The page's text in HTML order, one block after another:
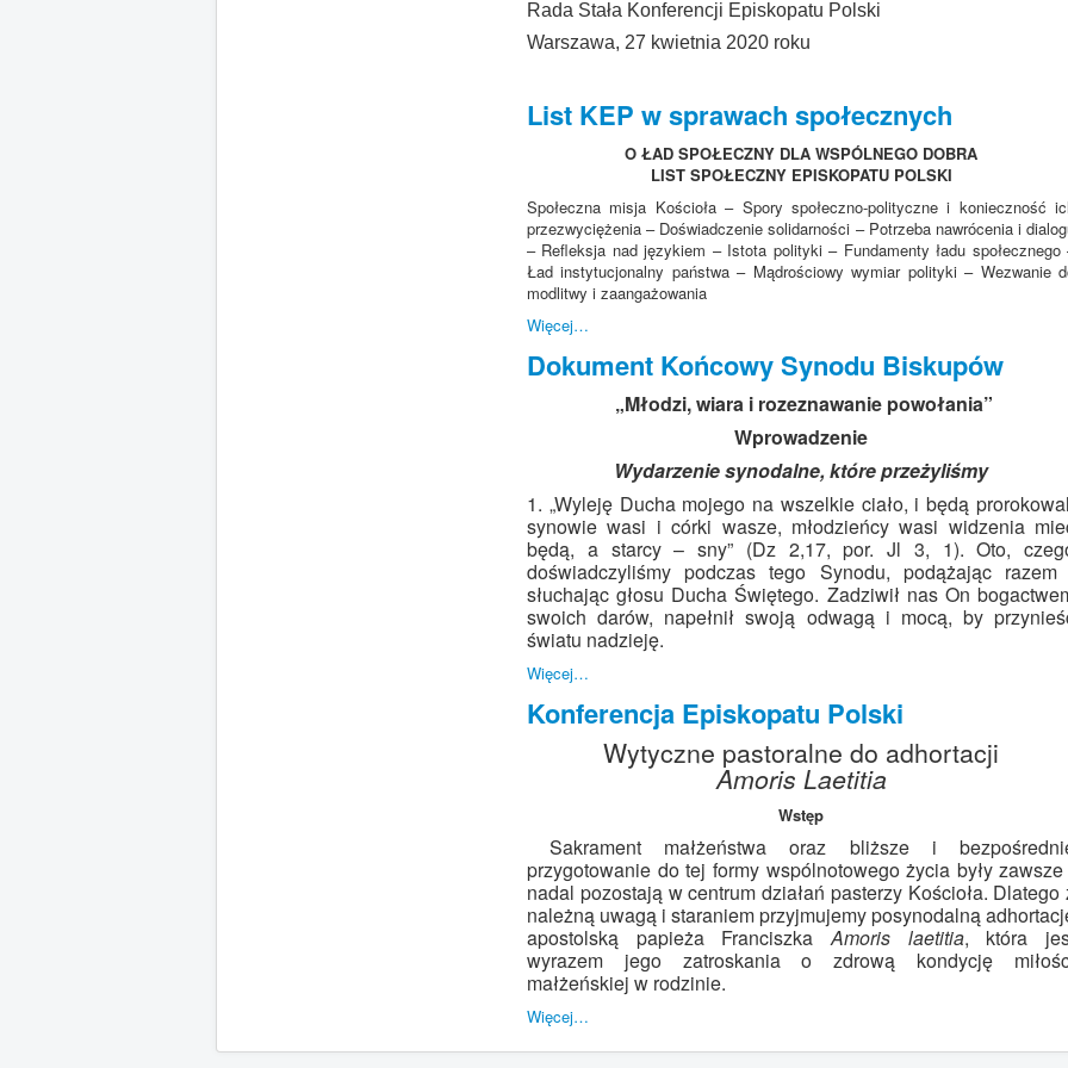
Rada Stała Konferencji Episkopatu Polski
Warszawa, 27 kwietnia 2020 roku
List KEP w sprawach społecznych
O ŁAD SPOŁECZNY DLA WSPÓLNEGO DOBRA
LIST SPOŁECZNY EPISKOPATU POLSKI
Społeczna misja Kościoła – Spory społeczno-polityczne i konieczność
przezwyciężenia – Doświadczenie solidarności – Potrzeba nawrócenia i
– Refleksja nad językiem – Istota polityki – Fundamenty ładu społecznego
Ład instytucjonalny państwa – Mądrościowy wymiar polityki – Wezwanie
modlitwy i zaangażowania
Więcej…
Dokument Końcowy Synodu Biskupów
„Młodzi, wiara i rozeznawanie powołania”
Wprowadzenie
Wydarzenie synodalne, które przeżyliśmy
1. „Wyleję Ducha mojego na wszelkie ciało, i będą
synowie wasi i córki wasze, młodzieńcy wasi widzenia
będą, a starcy – sny” (Dz 2,17, por. Jl 3, 1). Oto,
doświadczyliśmy podczas tego Synodu, podążając razem
słuchając głosu Ducha Świętego. Zadziwił nas On
swoich darów, napełnił swoją odwagą i mocą, by
światu nadzieję.
Więcej…
Konferencja Episkopatu Polski
Wytyczne pastoralne do adhortacji
Amoris Laetitia
Wstęp
Sakrament małżeństwa oraz bliższe i
przygotowanie do tej formy wspólnotowego życia były
nadal pozostają w centrum działań pasterzy Kościoła. Dlatego
należną uwagą i staraniem przyjmujemy posynodalną
apostolską papieża FranciszkaAmoris laetitia, która
wyrazem jego zatroskania o zdrową kondycję
małżeńskiej w rodzinie.
Więcej…